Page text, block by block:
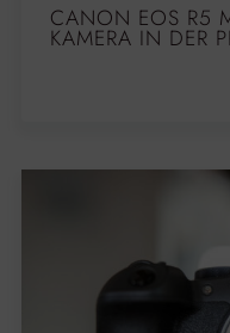
CANON EOS R5
KAMERA IN DER